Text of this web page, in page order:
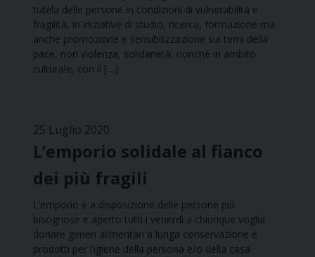
tutela delle persone in condizioni di vulnerabilità e
fragilità, in iniziative di studio, ricerca, formazione ma
anche promozione e sensibilizzazione sui temi della
pace, non violenza, solidarietà, nonché in ambito
culturale, con il […]
25 Luglio 2020
L’emporio solidale al fianco
dei più fragili
L’emporio è a disposizione delle persone più
bisognose e aperto tutti i venerdì a chiunque voglia
donare generi alimentari a lunga conservazione e
prodotti per l’igiene della persona e/o della casa